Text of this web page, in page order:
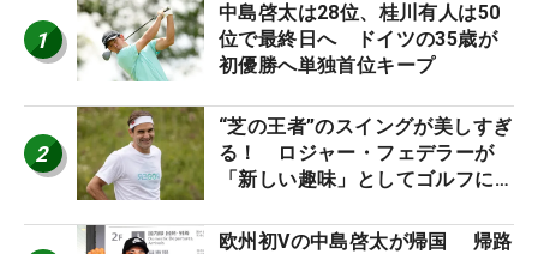
1
中島啓太は28位、桂川有人は50
位で最終日へ ドイツの35歳が
初優勝へ単独首位キープ
2
“芝の王者”のスイングが美しすぎ
る！ ロジャー・フェデラーが
「新しい趣味」としてゴルフに挑
欧州初Vの中島啓太が帰国 帰路